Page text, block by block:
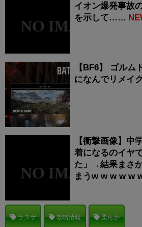
イオン爆発事故
を示して……
【BF6】 ゴルム
になんでリメイ
【衝撃画像】中
着になるのイヤ
た」→結果まさ
まうw w w w w
ラスゲ 攻略情報 柔らか